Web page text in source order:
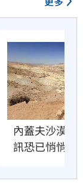
內蓋夫沙漠奇
訊恐已悄悄逼